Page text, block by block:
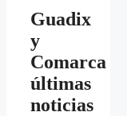
Guadix
y
Comarca
últimas
noticias